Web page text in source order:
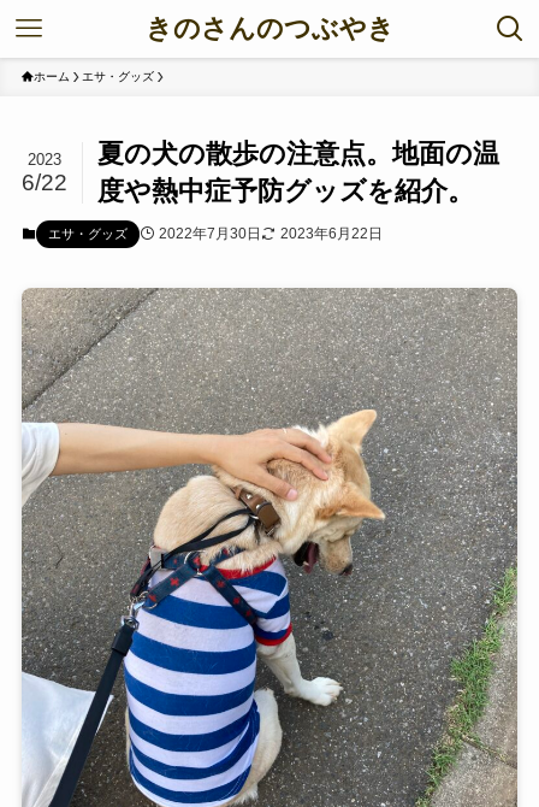
きのさんのつぶやき
ホーム エサ・グッズ
夏の犬の散歩の注意点。地面の温
度や熱中症予防グッズを紹介。
2023
6/22
エサ・グッズ 2022年7月30日 2023年6月22日